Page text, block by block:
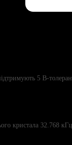
5 В-
кристала 32.768